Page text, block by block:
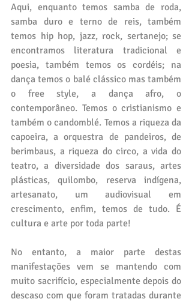
Aqui, enquanto temos samba de roda,
samba duro e terno de reis, também
temos hip hop, jazz, rock, sertanejo; se
encontramos literatura tradicional e
poesia, também temos os cordéis; na
dança temos o balé clássico mas também
o free style, a dança afro, o
contemporâneo. Temos o cristianismo e
também o candomblé. Temos a riqueza da
capoeira, a orquestra de pandeiros, de
berimbaus, a riqueza do circo, a vida do
teatro, a diversidade dos saraus, artes
plásticas, quilombo, reserva indígena,
artesanato, um audiovisual em
crescimento, enfim, temos de tudo. É
cultura e arte por toda parte!
No entanto, a maior parte destas
manifestações vem se mantendo com
muito sacrifício, especialmente depois do
descaso com que foram tratadas durante